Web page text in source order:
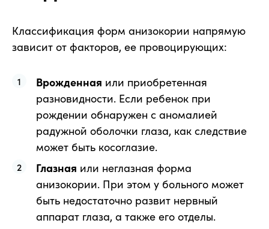
Классификация форм анизокории напрямую
зависит от факторов, ее провоцирующих:
Врожденная или приобретенная
разновидности. Если ребенок при
рождении обнаружен с аномалией
радужной оболочки глаза, как следствие
может быть косоглазие.
Глазная или неглазная форма
анизокории. При этом у больного может
быть недостаточно развит нервный
аппарат глаза, а также его отделы.